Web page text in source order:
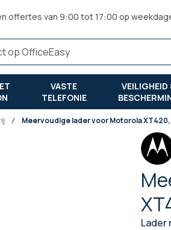
offertes van 9:00 tot 17:00 op
VASTE
TELEFONIE
VEILIGHEID
Meervoudige lader voor Motorola
Lader